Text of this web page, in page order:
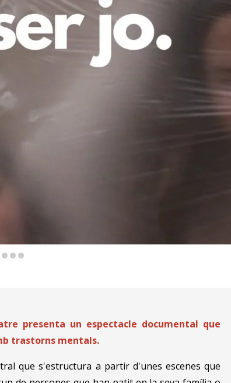
presenta un espectacle documental que
trastorns mentals.
que s'estructura a partir d'unes escenes que